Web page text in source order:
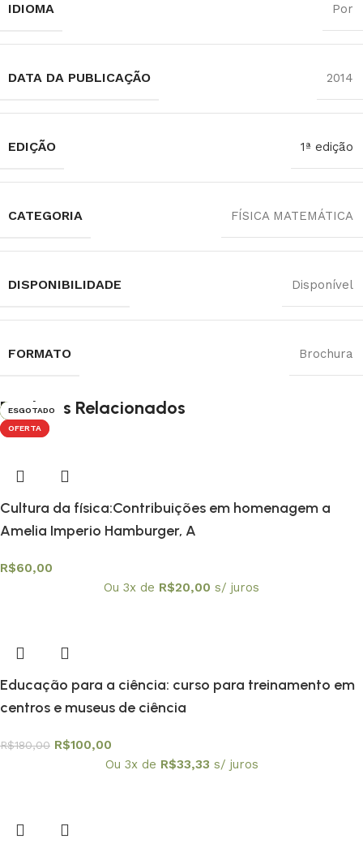
IDIOMA Por
DATA DA PUBLICAÇÃO 2014
EDIÇÃO 1ª edição
CATEGORIA FÍSICA MATEMÁTICA
DISPONIBILIDADE Disponível
FORMATO Brochura
Produtos Relacionados
Cultura da física:Contribuições em homenagem a
Amelia Imperio Hamburger, A
R$60,00
Ou 3x de R$20,00 s/ juros
-44%
Educação para a ciência: curso para treinamento em
centros e museus de ciência
R$180,00 R$100,00
Ou 3x de R$33,33 s/ juros
-42%
-20%
ESGOTADO
-79%
-36%
-32%
-82%
ESGOTADO
-42%
-20%
-38%
-73%
-24%
OFERTA
-39%
-27%
-36%
-26%
ESGOTADO
ESGOTADO
OFERTA
-24%
-45%
-26%
-47%
ESGOTADO
-27%
ESGOTADO